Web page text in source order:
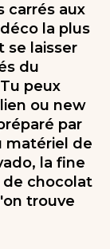
carrés aux
la plus
se laisser
du
peux
ou new
par
matériel de
la fine
de chocolat
trouve